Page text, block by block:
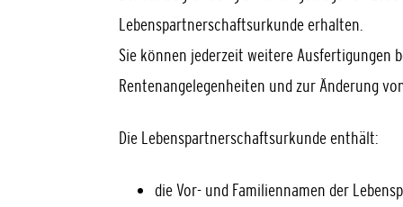
Lebenspartnerschaftsurkunde erhalten.
Sie können jederzeit weitere Ausfertigungen
Rentenangelegenheiten und zur Änderung
Die Lebenspartnerschaftsurkunde enthält:
die Vor- und Familiennamen der